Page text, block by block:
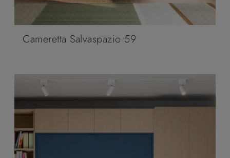
Cameretta Salvaspazio 59